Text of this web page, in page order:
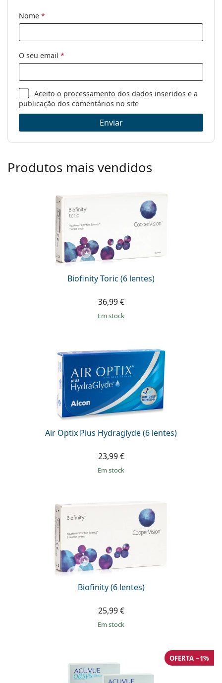
Nome *
O seu email *
Aceito o processamento dos dados inseridos e a
publicação dos comentários no site
Enviar
Produtos mais vendidos
Biofinity Toric (6 lentes)
36,99 €
em stock
Air Optix Plus Hydraglyde (6 lentes)
23,99 €
em stock
Biofinity (6 lentes)
25,99 €
em stock
OFERTA −1%